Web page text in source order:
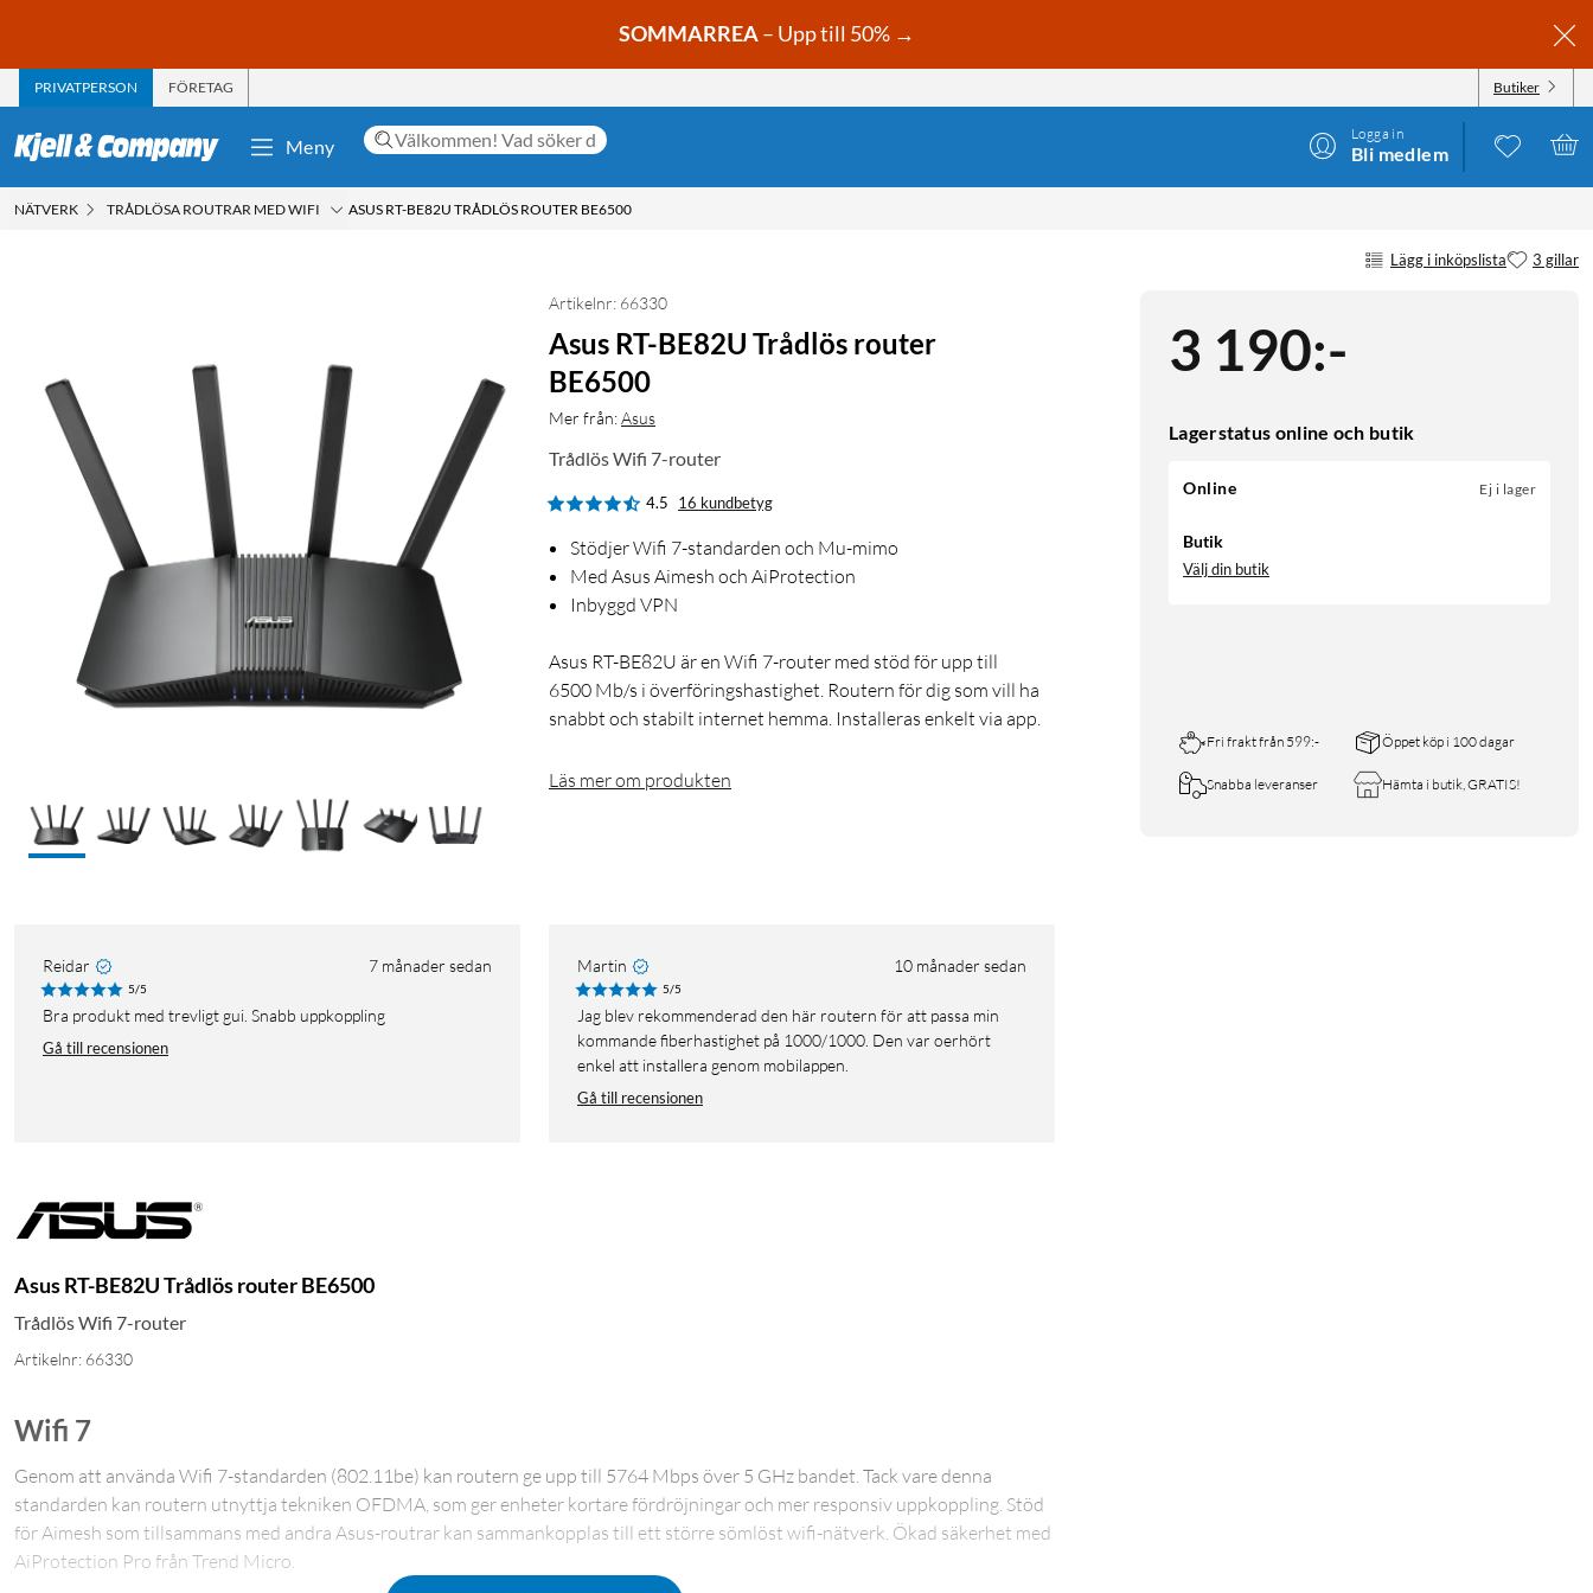
SOMMARREA– Upp till 50% →
PRIVATPERSON FÖRETAG Butiker
Meny
Logga in
Bli medlem
NÄTVERK TRÅDLÖSA ROUTRAR MED WIFI ASUS RT-BE82U TRÅDLÖS ROUTER BE6500
Lägg i inköpslista 3 gillar
3 190:-
Lagerstatus online och butik
Online Ej i lager
Butik
Välj din butik
Fri frakt från 599:- Öppet köp i 100 dagar
Snabba leveranser Hämta i butik, GRATIS!
Artikelnr: 66330
Asus RT-BE82U Trådlös router
BE6500
Mer från:Asus
Trådlös Wifi 7-router
4.5 16 kundbetyg
Stödjer Wifi 7-standarden och Mu-mimo
Med Asus Aimesh och AiProtection
Inbyggd VPN
Asus RT-BE82U är en Wifi 7-router med stöd för upp till
6500 Mb/s i överföringshastighet. Routern för dig som vill ha
snabbt och stabilt internet hemma. Installeras enkelt via app.
Läs mer om produkten
Reidar 7 månader sedan
5/5
Bra produkt med trevligt gui. Snabb uppkoppling
Gå till recensionen
Martin 10 månader sedan
5/5
Jag blev rekommenderad den här routern för att passa min
kommande fiberhastighet på 1000/1000. Den var oerhört
enkel att installera genom mobilappen.
Gå till recensionen
Asus RT-BE82U Trådlös router BE6500
Trådlös Wifi 7-router
Artikelnr: 66330
Wifi 7
Genom att använda Wifi 7-standarden (802.11be) kan routern ge upp till 5764 Mbps över 5 GHz bandet. Tack vare denna
standarden kan routern utnyttja tekniken OFDMA, som ger enheter kortare fördröjningar och mer responsiv uppkoppling. Stöd
för Aimesh som tillsammans med andra Asus-routrar kan sammankopplas till ett större sömlöst wifi-nätverk. Ökad säkerhet med
AiProtection Pro från Trend Micro.